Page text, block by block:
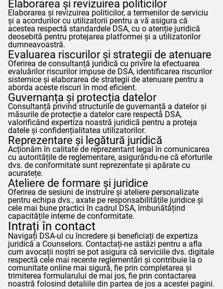
Elaborarea și revizuirea politicilor
Elaborarea și revizuirea politicilor, a termenilor de serviciu
și a acordurilor cu utilizatorii pentru a vă asigura că
acestea respectă standardele DSA, cu o atenție juridică
deosebită pentru protejarea platformei și a utilizatorilor
dumneavoastră.
Evaluarea riscurilor și strategii de atenuare
Oferirea de consultanță juridică cu privire la efectuarea
evaluărilor riscurilor impuse de DSA, identificarea riscurilor
sistemice și elaborarea de strategii de atenuare pentru a
aborda aceste riscuri în mod eficient.
Guvernanța și protecția datelor
Consultanță privind structurile de guvernanță a datelor și
măsurile de protecție a datelor care respectă DSA,
valorificând expertiza noastră juridică pentru a proteja
datele și confidențialitatea utilizatorilor.
Reprezentare și legătură juridică
Acționăm în calitate de reprezentant legal în comunicarea
cu autoritățile de reglementare, asigurându-ne că eforturile
dvs. de conformitate sunt reprezentate și apărate cu
acuratețe.
Ateliere de formare și juridice
Oferirea de sesiuni de instruire și ateliere personalizate
pentru echipa dvs., axate pe responsabilitățile juridice și
cele mai bune practici în cadrul DSA, îmbunătățind
capacitățile interne de conformitate.
Intrați în contact
Navigați DSA-ul cu încredere și beneficiați de expertiza
juridică a Counselors. Contactați-ne astăzi pentru a afla
cum avocații noștri se pot asigura că serviciile dvs. digitale
respectă cele mai recente reglementări și contribuie la o
comunitate online mai sigură, fie prin completarea și
trimiterea formularului de mai jos, fie prin contactarea
noastră folosind detaliile din partea de jos a acestei pagini.